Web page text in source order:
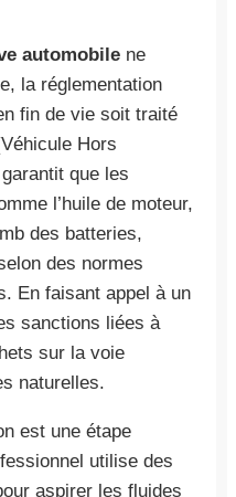
automobile ne
la réglementation
fin de vie soit traité
Hors
que les
l’huile de moteur,
des batteries,
des normes
En faisant appel à un
sanctions liées à
sur la voie
naturelles.
est une étape
utilise des
aspirer les fluides